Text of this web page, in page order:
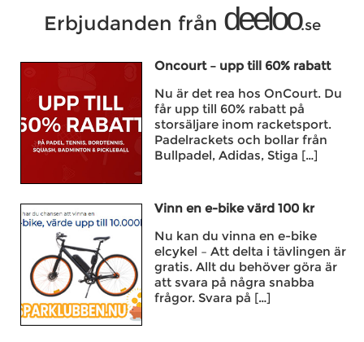
Erbjudanden från deeloo.se
Oncourt – upp till 60% rabatt
Nu är det rea hos OnCourt. Du
får upp till 60% rabatt på
storsäljare inom racketsport.
Padelrackets och bollar från
Bullpadel, Adidas, Stiga […]
Vinn en e-bike värd 100 kr
Nu kan du vinna en e-bike
elcykel – Att delta i tävlingen är
gratis. Allt du behöver göra är
att svara på några snabba
frågor. Svara på […]